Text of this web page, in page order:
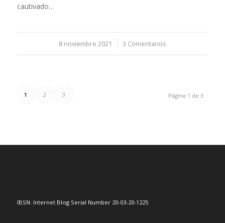
cautivado…
8 noviembre 2021
/ 3 Comentarios
Página 1 de 3
1 2 3
IBSN: Internet Blog Serial Number 20-03-20-1225